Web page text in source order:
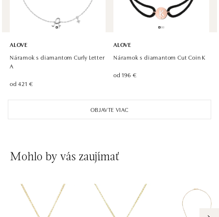
OBJAVTE VIAC
ALOVE
Náramok s diamantom Curly Letter
A
od 421 €
ALOVE
Náramok s diamantom Cut Coin K
od 196 €
Mohlo by vás zaujímať